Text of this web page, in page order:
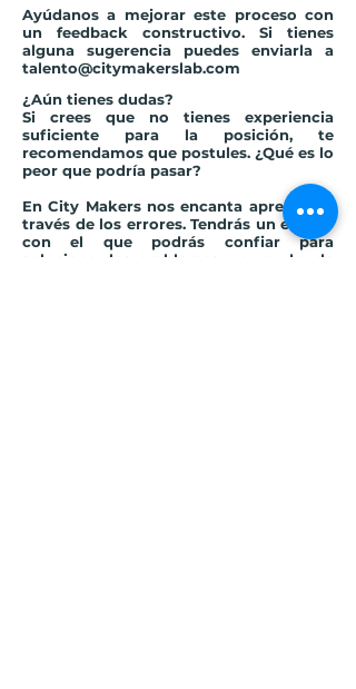
Ayúdanos a mejorar este proceso con
un feedback constructivo. Si tienes
alguna sugerencia puedes enviarla a
talento@citymakerslab.com
¿Aún tienes dudas?
Si crees que no tienes experiencia
suficiente para la posición, te
recomendamos que postules. ¿Qué es lo
peor que podría pasar?
En City Makers nos encanta aprender a
través de los errores. Tendrás un equipo
con el que podrás confiar para
solucionar los problemas y aprender de